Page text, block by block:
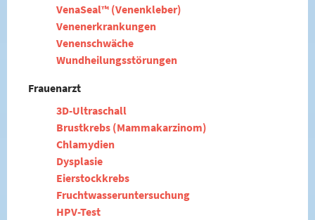
VenaSeal™ (Venenkleber)
Venenerkrankungen
Venenschwäche
Wundheilungsstörungen
Frauenarzt
3D-Ultraschall
Brustkrebs (Mammakarzinom)
Chlamydien
Dysplasie
Eierstockkrebs
Fruchtwasseruntersuchung
HPV-Test